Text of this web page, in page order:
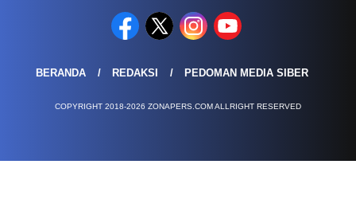
BERANDA REDAKSI PEDOMAN MEDIA SIBER
COPYRIGHT 2018-2026 ZONAPERS.COM ALLRIGHT RESERVED